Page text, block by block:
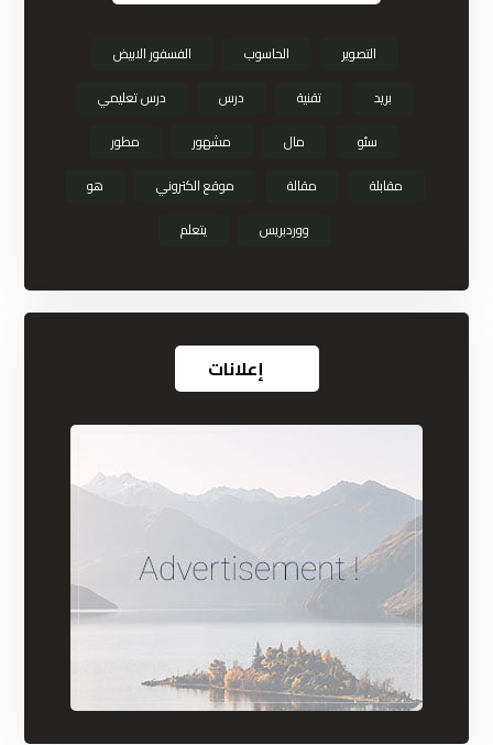
التصوير الحاسوب
الفسفور الابيض
بريد
تقنية درس
درس تعليمي
سئو
مال مشهور
مطور
مقابلة
مقالة موقع الكتروني
هو
ووردبريس
يتعلم
إعلانات